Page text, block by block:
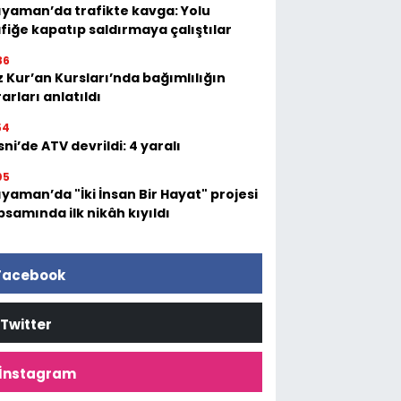
trafikte kavga: Yolu
kapatıp saldırmaya çalıştılar
Kur’an Kursları’nda bağımlılığın
anlatıldı
ATV devrildi: 4 yaralı
"İki İnsan Bir Hayat" projesi
ilk nikâh kıyıldı